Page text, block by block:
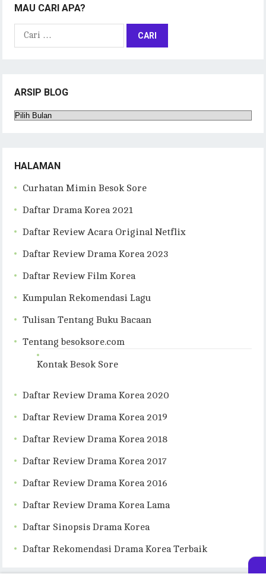
MAU CARI APA?
Cari
ARSIP BLOG
Arsip
HALAMAN
Curhatan Mimin Besok Sore
Daftar Drama Korea 2021
Daftar Review Acara Original Netflix
Daftar Review Drama Korea 2023
Daftar Review Film Korea
Kumpulan Rekomendasi Lagu
Tulisan Tentang Buku Bacaan
Tentang besoksore.com
Kontak Besok Sore
Daftar Review Drama Korea 2020
Daftar Review Drama Korea 2019
Daftar Review Drama Korea 2018
Daftar Review Drama Korea 2017
Daftar Review Drama Korea 2016
Daftar Review Drama Korea Lama
Daftar Sinopsis Drama Korea
Daftar Rekomendasi Drama Korea Terbaik